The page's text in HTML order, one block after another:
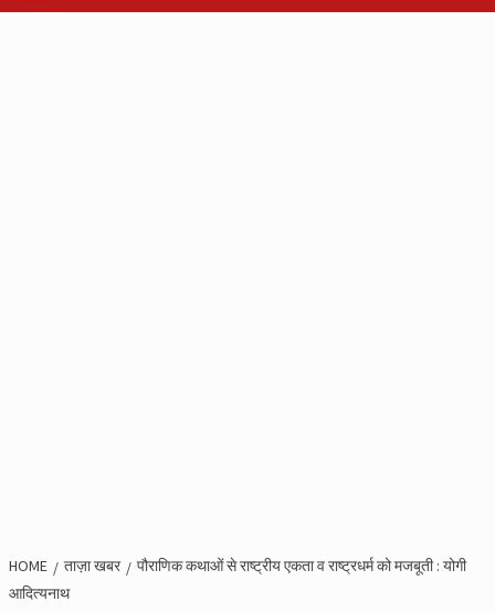
HOME ताज़ा खबर
पौराणिक कथाओं से राष्ट्रीय एकता व राष्ट्रधर्म को मजबूती : योगी
आदित्यनाथ